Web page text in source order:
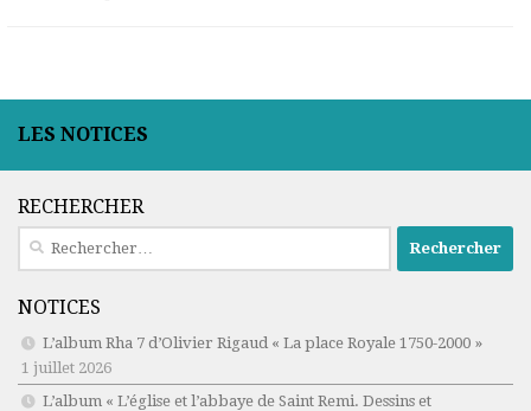
LES NOTICES
RECHERCHER
Rechercher :
NOTICES
L’album Rha 7 d’Olivier Rigaud « La place Royale 1750-2000 »
1 juillet 2026
L’album « L’église et l’abbaye de Saint Remi. Dessins et